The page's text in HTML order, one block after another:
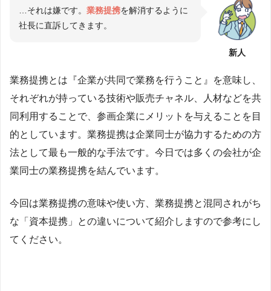
…それは嫌です。 業務提携を解消するように
社長に直訴してきます。
新人
業務提携とは『企業が共同で業務を行うこと』を意味し、
それぞれが持っている技術や販売チャネル、人材などを共
同利用することで、参画企業にメリットを与えることを目
的としています。業務提携は企業同士が協力するための方
法として最も一般的な手法です。今日では多くの会社が企
業同士の業務提携を結んでいます。
今回は業務提携の意味や使い方、業務提携と混同されがち
な「資本提携」との違いについて紹介しますので参考にし
てください。